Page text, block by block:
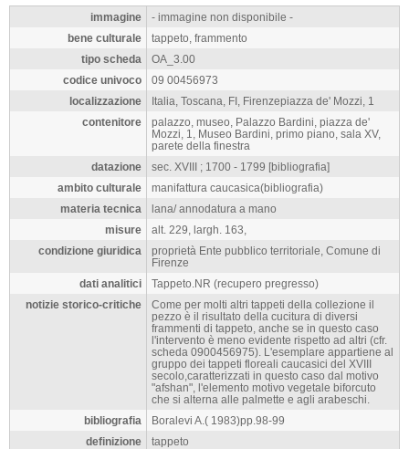
immagine
- immagine non disponibile -
bene culturale
tappeto, frammento
tipo scheda
OA_3.00
codice univoco
09 00456973
localizzazione
Italia, Toscana, FI, Firenzepiazza de' Mozzi, 1
contenitore
palazzo, museo, Palazzo Bardini, piazza de'
Mozzi, 1, Museo Bardini, primo piano, sala XV,
parete della finestra
datazione
sec. XVIII ; 1700 - 1799 [bibliografia]
ambito culturale
manifattura caucasica(bibliografia)
materia tecnica
lana/ annodatura a mano
misure
alt. 229, largh. 163,
condizione giuridica
proprietà Ente pubblico territoriale, Comune di
Firenze
dati analitici
Tappeto.NR (recupero pregresso)
notizie storico-critiche
Come per molti altri tappeti della collezione il
pezzo è il risultato della cucitura di diversi
frammenti di tappeto, anche se in questo caso
l'intervento è meno evidente rispetto ad altri (cfr.
scheda 0900456975). L'esemplare appartiene al
gruppo dei tappeti floreali caucasici del XVIII
secolo,caratterizzati in questo caso dal motivo
"afshan", l'elemento motivo vegetale biforcuto
che si alterna alle palmette e agli arabeschi.
bibliografia
Boralevi A.( 1983)pp.98-99
definizione
tappeto